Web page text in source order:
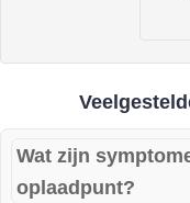
Wat zijn
oplaadpunt?